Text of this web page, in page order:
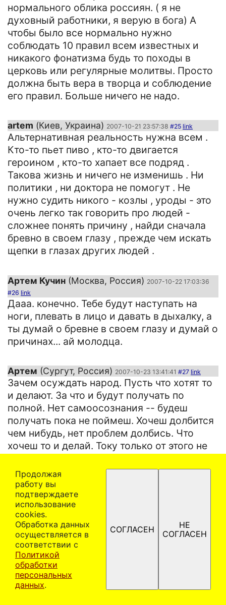
нормального облика россиян. ( я не
духовный работники, я верую в бога) А
чтобы было все нормально нужно
соблюдать 10 правил всем известных и
никакого фонатизма будь то походы в
церковь или регулярные молитвы. Просто
должна быть вера в творца и соблюдение
его правил. Больше ничего не надо.
artem (Киев, Украина) 2007-10-21 23:57:38 #25 link
Альтернативная реальность нужна всем .
Кто-то пьет пиво , кто-то двигается
героином , кто-то хапает все подряд .
Такова жизнь и ничего не изменишь . Ни
политики , ни доктора не помогут . Не
нужно судить никого - козлы , уроды - это
очень легко так говорить про людей -
сложнее понять причину , найди сначала
бревно в своем глазу , прежде чем искать
щепки в глазах других людей .
Артем Кучин (Москва, Россия) 2007-10-22 17:03:36
#26 link
Дааа. конечно. Тебе будут наступать на
ноги, плевать в лицо и давать в дыхалку, а
ты думай о бревне в своем глазу и думай о
причинах... ай молодца.
Артем (Сургут, Россия) 2007-10-23 13:41:41 #27 link
Зачем осуждать народ. Пусть что хотят то
и делают. За что и будут получать по
полной. Нет самоосознания -- будеш
получать пока не поймеш. Хочеш долбится
чем нибудь, нет проблем долбись. Что
хочеш то и делай. Току только от этого не
А если прийдет осознание ты поймеш,"Да
что то не то я в жизни делаю". Может
направить в другое место свои
усилия.Естественно если происходит
вышеописанная ситуация
не нужно про свое бревно думать, а вести
себя спокойно. Пытать воспитывать
товарищей мол " не курите " бестолку. Я в
кинотеатр не хожу именно по этому. А на
моей практике самое дешовое решение
Продолжая
работу вы
подтверждаете
использование
сооkiеѕ.
Обработка данных
осуществляется в
соответствии с
Политикой
обработки
персональных
данных.
СОГЛАСЕН
НЕ
СОГЛАСЕН